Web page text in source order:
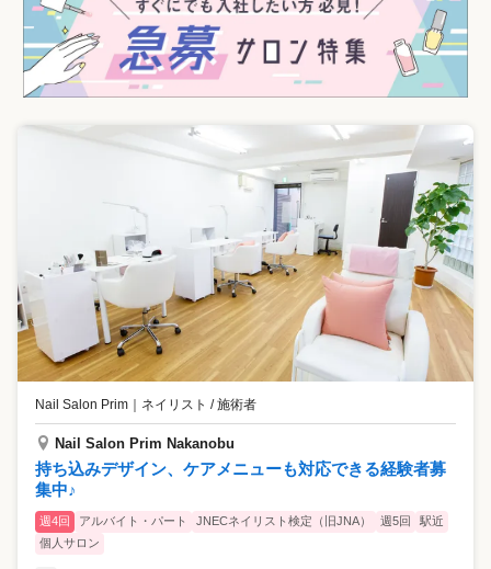
Nail Salon Prim ｜ ネイリスト / 施術者
Nail Salon Prim Nakanobu
持ち込みデザイン、ケアメニューも対応できる経験者募
集中♪
週4回 アルバイト・パート JNECネイリスト検定（旧JNA） 週5回
駅近
個人サロン